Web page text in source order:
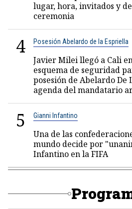
lugar, hora, invitados y
ceremonia
4 Posesión Abelardo de la Espriella
Javier Milei llegó a Cali
esquema de seguridad
posesión de Abelardo De
agenda del mandatario
5 Gianni Infantino
Una de las
mundo decide por
Infantino en la FIFA